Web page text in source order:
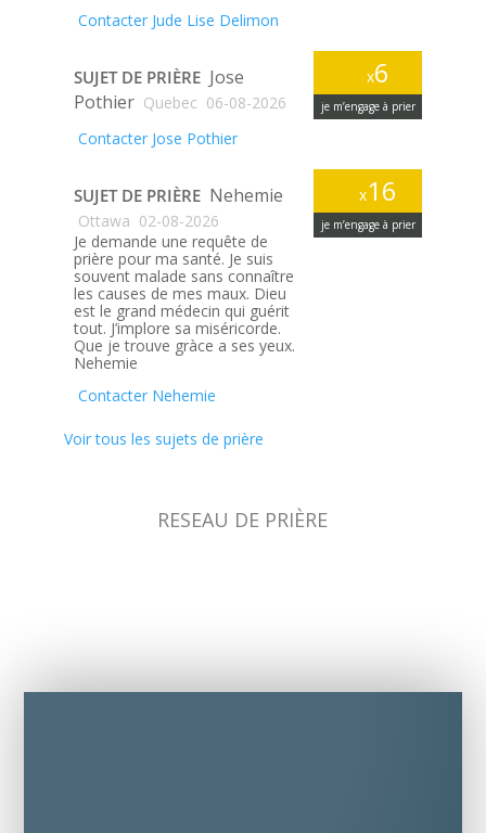
Contacter Jude Lise Delimon
x6
je m’engage à prier
SUJET DE PRIÈRE Jose
Pothier Quebec 06-08-2026
Contacter Jose Pothier
x16
je m’engage à prier
SUJET DE PRIÈRE Nehemie
Ottawa 02-08-2026
Je demande une requête de
prière pour ma santé. Je suis
souvent malade sans connaître
les causes de mes maux. Dieu
est le grand médecin qui guérit
tout. J’implore sa miséricorde.
Que je trouve gràce a ses yeux.
Nehemie
Contacter Nehemie
Voir tous les sujets de prière
RESEAU DE PRIÈRE